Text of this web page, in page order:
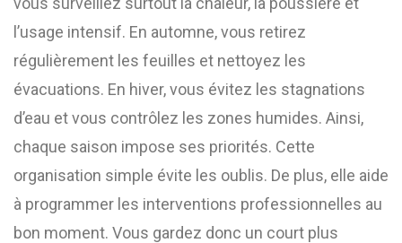
l’usage intensif. En automne, vous retirez
régulièrement les feuilles et nettoyez les
évacuations. En hiver, vous évitez les stagnations
d’eau et vous contrôlez les zones humides. Ainsi,
chaque saison impose ses priorités. Cette
organisation simple évite les oublis. De plus, elle aide
à programmer les interventions professionnelles au
bon moment. Vous gardez donc un court plus